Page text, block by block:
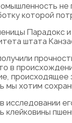
которой
Парадокс
штата
в
хотим
клейковины